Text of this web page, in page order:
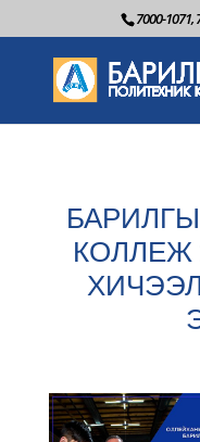
7000-1071,
КОЛЛЕЖ